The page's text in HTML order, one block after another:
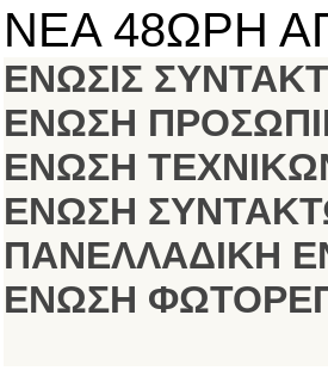
ΝΕΑ 48ΩΡΗ
ΕΝΩΣΙΣ
ΕΝΩΣΗ
ΕΝΩΣΗ
ΕΝΩΣΗ
ΠΑΝΕΛΛΑΔΙΚΗ
ΕΝΩΣΗ